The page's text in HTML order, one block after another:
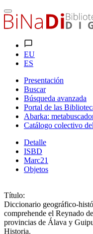
EU
ES
Presentación
Buscar
Búsqueda avanzada
Portal de las
Abarka:
Catálogo colectivo
Detalle
ISBD
Marc21
Objetos
Título:
Diccionario geográfico-
comprehende el Reynado
provincias de Álava y
Historia.